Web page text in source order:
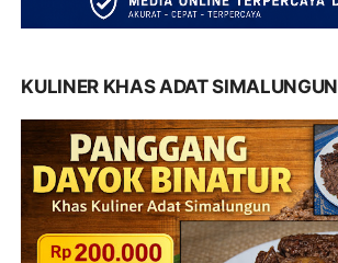
KULINER KHAS ADAT SIMALUNGUN